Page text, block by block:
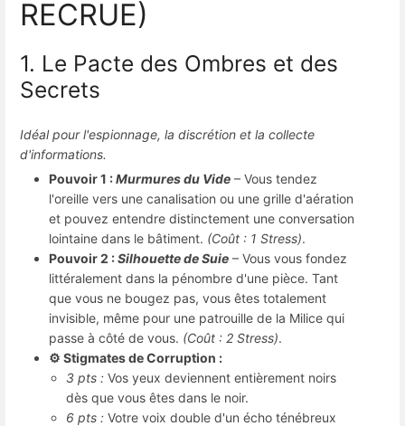
RECRUE)
1. Le Pacte des Ombres et des
Secrets
Idéal pour l'espionnage, la discrétion et la collecte
d'informations.
Pouvoir 1 :Murmures du Vide – Vous tendez
l'oreille vers une canalisation ou une grille d'aération
et pouvez entendre distinctement une conversation
lointaine dans le bâtiment. (Coût : 1 Stress).
Pouvoir 2 :Silhouette de Suie – Vous vous fondez
littéralement dans la pénombre d'une pièce. Tant
que vous ne bougez pas, vous êtes totalement
invisible, même pour une patrouille de la Milice qui
passe à côté de vous. (Coût : 2 Stress).
⚙️ Stigmates de Corruption :
3 pts : Vos yeux deviennent entièrement noirs
dès que vous êtes dans le noir.
6 pts : Votre voix double d'un écho ténébreux